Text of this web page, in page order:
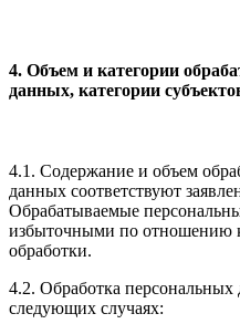
4. Объем и категории
данных, категории
4.1. Содержание и объем
данных соответствуют
Обрабатываемые
избыточными по отношению
обработки.
4.2. Обработка персональных
следующих случаях: